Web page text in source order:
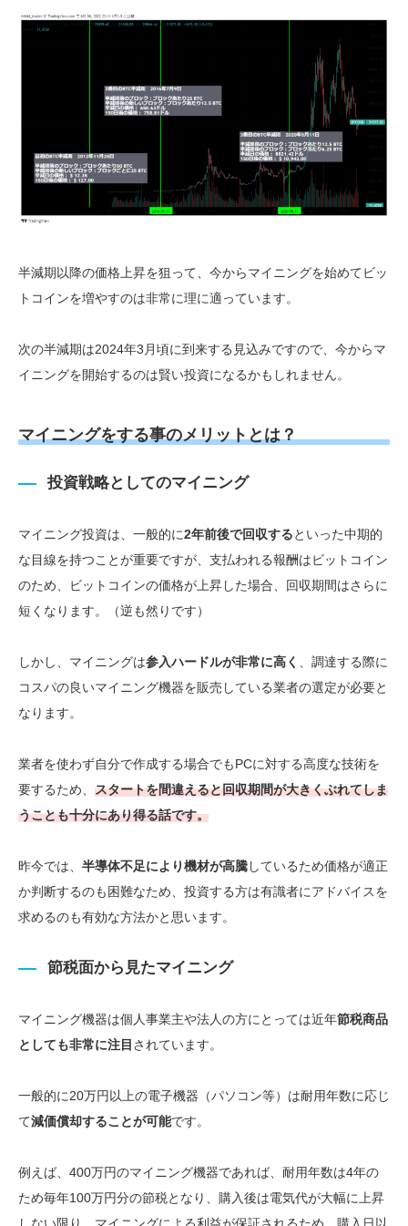
半減期以降の価格上昇を狙って、今からマイニングを始めてビッ
トコインを増やすのは非常に理に適っています。
次の半減期は2024年3月頃に到来する見込みですので、今からマ
イニングを開始するのは賢い投資になるかもしれません。
マイニングをする事のメリットとは？
投資戦略としてのマイニング
マイニング投資は、一般的に2年前後で回収するといった中期的
な目線を持つことが重要ですが、支払われる報酬はビットコイン
のため、ビットコインの価格が上昇した場合、回収期間はさらに
短くなります。（逆も然りです）
しかし、マイニングは参入ハードルが非常に高く
、調達する際に
コスパの良いマイニング機器を販売している業者の選定が必要と
なります。
業者を使わず自分で作成する場合でもPCに対する高度な技術を
要するため、 スタートを間違えると回収期間が大きくぶれてしま
うことも十分にあり得る話です。
昨今では、 半導体不足により機材が高騰しているため価格が適正
か判断するのも困難なため、投資する方は有識者にアドバイスを
求めるのも有効な方法かと思います。
節税面から見たマイニング
マイニング機器は個人事業主や法人の方にとっては近年節税商品
としても非常に注目されています。
一般的に20万円以上の電子機器（パソコン等）は耐用年数に応じ
て減価償却することが可能です。
例えば、400万円のマイニング機器であれば、耐用年数は4年の
ため毎年100万円分の節税となり、購入後は電気代が大幅に上昇
しない限り、マイニングによる利益が保証されるため、購入日以